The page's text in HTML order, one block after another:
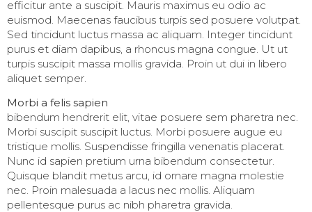
efficitur ante a suscipit. Mauris maximus eu odio ac
euismod. Maecenas faucibus turpis sed posuere volutpat.
Sed tincidunt luctus massa ac aliquam. Integer tincidunt
purus et diam dapibus, a rhoncus magna congue. Ut ut
turpis suscipit massa mollis gravida. Proin ut dui in libero
aliquet semper.
Morbi a felis sapien
bibendum hendrerit elit, vitae posuere sem pharetra nec.
Morbi suscipit suscipit luctus. Morbi posuere augue eu
tristique mollis. Suspendisse fringilla venenatis placerat.
Nunc id sapien pretium urna bibendum consectetur.
Quisque blandit metus arcu, id ornare magna molestie
nec. Proin malesuada a lacus nec mollis. Aliquam
pellentesque purus ac nibh pharetra gravida.